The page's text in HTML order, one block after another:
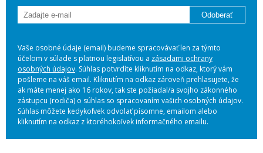
Odoberať
Vaše osobné údaje (email) budeme spracovávať len za týmto
účelom v súlade s platnou legislatívou a zásadami ochrany
osobných údajov. Súhlas potvrdíte kliknutím na odkaz, ktorý vám
pošleme na váš email. Kliknutím na odkaz zároveň prehlasujete, že
ak máte menej ako 16 rokov, tak ste požiadal/a svojho zákonného
zástupcu (rodiča) o súhlas so spracovaním vašich osobných údajov.
Súhlas môžete kedykoľvek odvolať písomne, emailom alebo
kliknutím na odkaz z ktoréhokoľvek informačného emailu.